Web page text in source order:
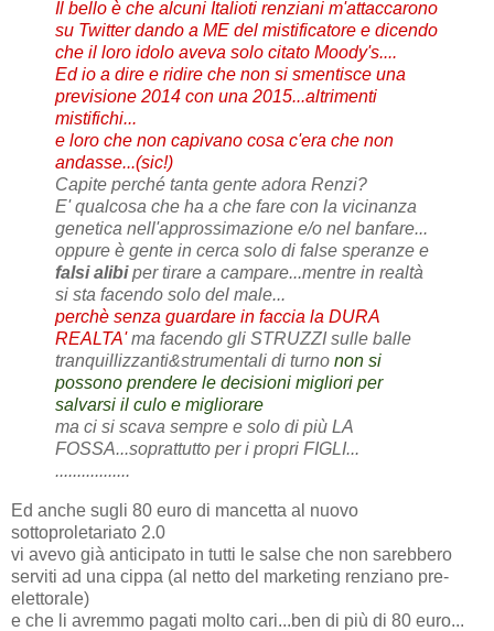
Il bello è che alcuni Italioti renziani m'attaccarono
su Twitter dando a ME del mistificatore e dicendo
che il loro idolo aveva solo citato Moody's....
Ed io a dire e ridire che non si smentisce una
previsione 2014 con una 2015...altrimenti
mistifichi...
e loro che non capivano cosa c'era che non
andasse...(sic!)
Capite perché tanta gente adora Renzi?
E' qualcosa che ha a che fare con la vicinanza
genetica nell'approssimazione e/o nel banfare...
oppure è gente in cerca solo di false speranze e
falsi alibiper tirare a campare...mentre in realtà
si sta facendo solo del male...
perchè senza guardare in faccia la DURA
REALTA' ma facendo gli STRUZZI sulle balle
tranquillizzanti&strumentali di turno non si
possono prendere le decisioni migliori per
salvarsi il culo e migliorare
ma ci si scava sempre e solo di più LA
FOSSA...soprattutto per i propri FIGLI...
.................
Ed anche sugli 80 euro di mancetta al nuovo
sottoproletariato 2.0
vi avevo già anticipato in tutti le salse che non sarebbero
serviti ad una cippa (al netto del marketing renziano pre-
elettorale)
e che li avremmo pagati molto cari...ben di più di 80 euro...